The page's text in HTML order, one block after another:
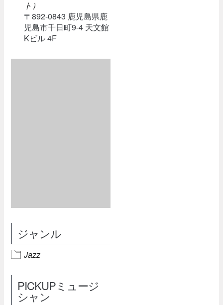
ト）
〒892-0843 鹿児島県鹿
児島市千日町9-4 天文館
Kビル 4F
ジャンル
Jazz
PICKUPミュージ
シャン